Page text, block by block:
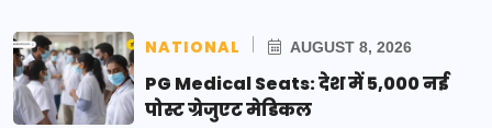
NATIONAL AUGUST 8, 2026
PG Medical Seats: देश में 5,000 नई
पोस्ट ग्रेजुएट मेडिकल